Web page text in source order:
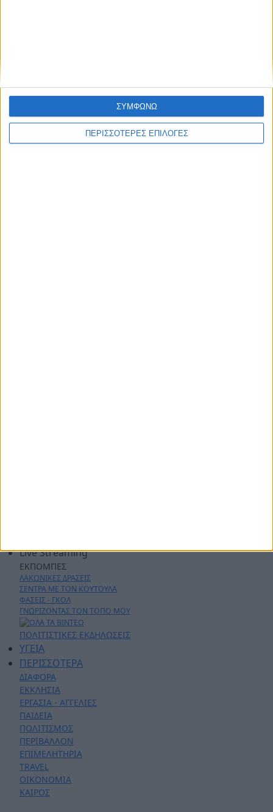
ΠΕΡΙΣΣΟΤΕΡΕΣ ΕΠΙΛΟΓΕΣ
ΣΥΜΦΩΝΩ
Live Streaming
ΕΚΠΟΜΠΕΣ
ΛΑΚΩΝΙΚΕΣ ΔΡΑΣΕΙΣ
ΣΕΝΤΡΑ ΜΕ ΤΟΝ ΚΟΥΤΟΥΛΑ
ΦΑΣΕΙΣ - ΓΚΟΛ
ΓΝΩΡΙΖΟΝΤΑΣ ΤΟΝ ΤΟΠΟ ΜΟΥ
ΠΟΛΙΤΙΣΤΙΚΕΣ ΕΚΔΗΛΩΣΕΙΣ
ΥΓΕΙΑ
ΠΕΡΙΣΣΟΤΕΡΑ
ΔΙΑΦΟΡΑ
ΕΚΚΛΗΣΙΑ
ΕΡΓΑΣΙΑ - ΑΓΓΕΛΙΕΣ
ΠΑΙΔΕΙΑ
ΠΟΛΙΤΙΣΜΟΣ
ΠΕΡΙΒΑΛΛΟΝ
ΕΠΙΜΕΛΗΤΗΡΙΑ
TRAVEL
ΟΙΚΟΝΟΜΙΑ
ΚΑΙΡΟΣ